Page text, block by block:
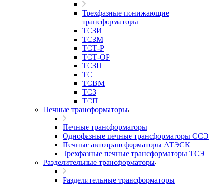
Трехфазные понижающие
трансформаторы
ТСЗИ
ТСЗМ
ТСТ-Р
ТСТ-ОР
ТСЗП
ТС
ТСВМ
ТСЗ
ТСП
Печные трансформаторы
Печные трансформаторы
Однофазные печные трансформаторы ОСЭ
Печные автотрансформаторы АТЭСК
Трехфазные печные трансформаторы ТСЭ
Разделительные трансформаторы
Разделительные трансформаторы